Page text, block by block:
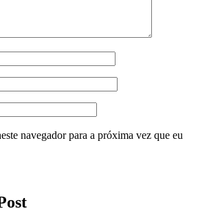
navegador para a próxima vez que eu